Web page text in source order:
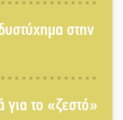
πανσέληνο τηςστην
το «ζεστό»